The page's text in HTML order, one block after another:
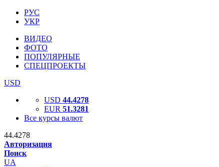
РУС
УКР
ВИДЕО
ФОТО
ПОПУЛЯРНЫЕ
СПЕЦПРОЕКТЫ
USD
USD 44.4278
EUR 51.3281
Все курсы валют
44.4278
Авторизация
Поиск
UA